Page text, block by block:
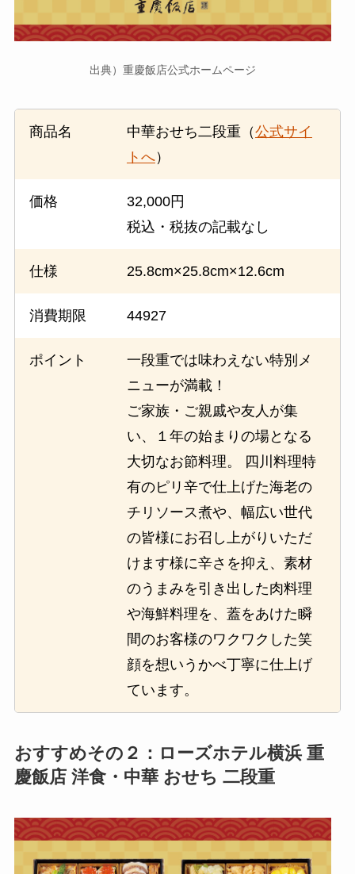
出典）重慶飯店公式ホームページ
商品名 中華おせち二段重（公式サイ
トへ）
価格
32,000円
税込・税抜の記載なし
仕様 25.8cm×25.8cm×12.6cm
消費期限 44927
ポイント
一段重では味わえない特別メ
ニューが満載！
ご家族・ご親戚や友人が集
い、１年の始まりの場となる
大切なお節料理。 四川料理特
有のピリ辛で仕上げた海老の
チリソース煮や、幅広い世代
の皆様にお召し上がりいただ
けます様に辛さを抑え、素材
のうまみを引き出した肉料理
や海鮮料理を、蓋をあけた瞬
間のお客様のワクワクした笑
顔を想いうかべ丁寧に仕上げ
ています。
おすすめその２：ローズホテル横浜 重
慶飯店 洋食・中華 おせち 二段重